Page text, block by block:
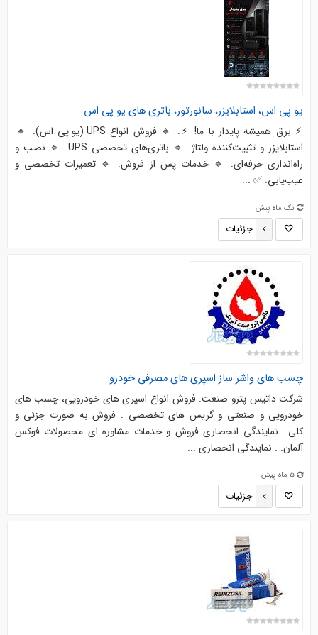
یو پی اس، استابلایزر، سانورتور، باتری های یو پی اس
⚡ برق همیشه پایدار با ما! ⚡. 🔹 فروش انواع UPS (یو پی اس). 🔹
استابلایزر و تثبیت‌کننده ولتاژ. 🔹 باتری‌های تخصصی UPS. 🔹 نصب و
راه‌اندازی حرفه‌ای. 🔹 خدمات پس از فروش. 🔹 تعمیرات تخصصی و
عیب‌یابی. ✅ ...
یک ماه پیش
جزئیات
چسب های واشر ساز اسپری های مصرفی خودرو
شرکت داتیس پترو صنعت. فروش انواع اسپری های خودرویی، چسب های
خودرویی و صنعتی و گریس های تخصصی . فروش به صورت جزئی و
کلی.. نمایندگی انحصاری فروش و خدمات مشاوره ای محصولات فوکس
آلمان. . نمایندگی انحصاری ...
5 ماه پیش
جزئیات